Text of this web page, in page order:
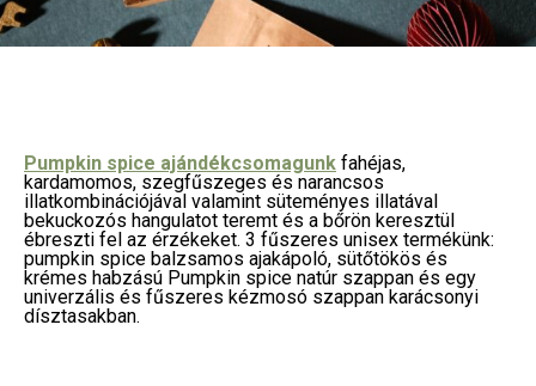
Pumpkin spice ajándékcsomagunk fahéjas,
kardamomos, szegfűszeges és narancsos
illatkombinációjával valamint süteményes illatával
bekuckozós hangulatot teremt és a bőrön keresztül
ébreszti fel az érzékeket. 3 fűszeres unisex termékünk:
pumpkin spice balzsamos ajakápoló, sütőtökös és
krémes habzású Pumpkin spice natúr szappan és egy
univerzális és fűszeres kézmosó szappan karácsonyi
dísztasakban.